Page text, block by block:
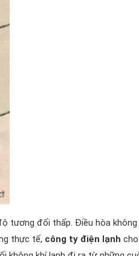
tương đối thấp. Điều hòa không
thực tế, công ty điện lạnh